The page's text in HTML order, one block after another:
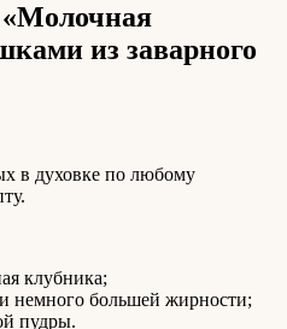
из заварного
в духовке по любому
клубника;
немного большей жирности;
пудры.